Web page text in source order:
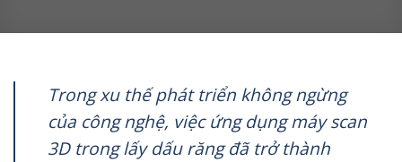
Trong xu thế phát triển không ngừng
của công nghệ, việc ứng dụng máy scan
3D trong lấy dấu răng đã trở thành